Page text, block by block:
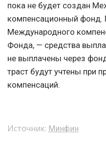
пока не будет создан
компенсационный фонд.
Международного
Фонда, — средства
не выплачены через
траст будут учтены при
компенсаций.
Источник: Минфин